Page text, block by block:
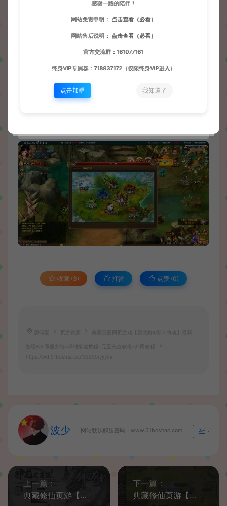
收藏 (3) 打赏 点赞 (0)
页游资源 典藏三国网页游戏【新龙将Ⅱ/新斗将魂】最新
整理Win系服务端+详细搭建教程+元宝充值教程+外网教程
https://wd.51boshao.vip/33250/yyym/
波少 网站默认解压密码：www.51boshao.com 生成海
上一篇：
典藏修仙页游【剑刃苍穹】最新整理Win系服务端+详细搭建教程+外网教程+元宝充值教程
下一篇：
典藏修仙页游【神创天下】最新整理WIN系服务端+详细搭建教程+外网教程
感谢一路的陪伴！
网站免责申明： 点击查看（必看）
网站售后说明： 点击查看（必看）
官方交流群：161077161
终身VIP专属群：718837172（仅限终身VIP进入）
点击加群 我知道了